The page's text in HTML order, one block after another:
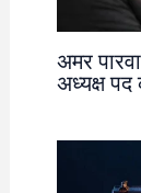
अमर
अध्यक्ष पद